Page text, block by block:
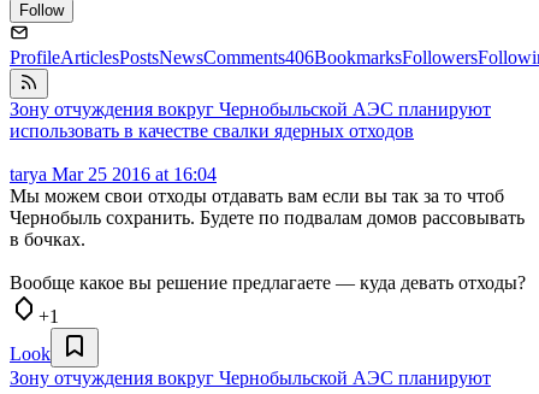
Follow
ProfileArticlesPostsNewsComments406BookmarksFollowers
Зону отчуждения вокруг Чернобыльской АЭС планируют
использовать в качестве свалки ядерных отходов
tarya Mar 25 2016 at 16:04
Мы можем свои отходы отдавать вам если вы так за то чтоб
Чернобыль сохранить. Будете по подвалам домов рассовывать
в бочках.
Вообще какое вы решение предлагаете — куда девать отходы?
+1
Look
Зону отчуждения вокруг Чернобыльской АЭС планируют